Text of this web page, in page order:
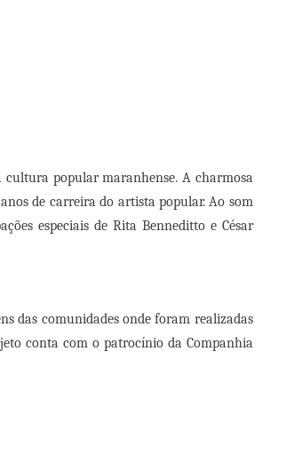
cultura popular maranhense. A charmosa
de carreira do artista popular. Ao som
especiais de Rita Benneditto e César
das comunidades onde foram realizadas
conta com o patrocínio da Companhia